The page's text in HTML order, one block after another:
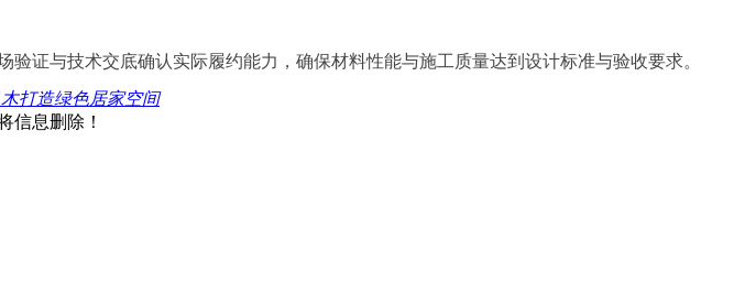
证与技术交底确认实际履约能力，确保材料性能与施工质量达到设计标准与验收要求。
打造绿色居家空间
信息删除！